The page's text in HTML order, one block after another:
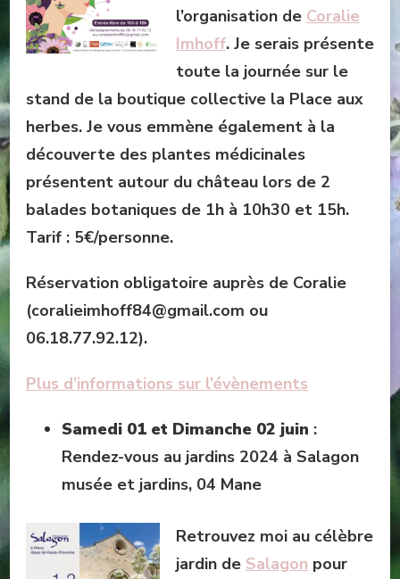
l’organisation de Coralie
Imhoff. Je serais présente
toute la journée sur le
stand de la boutique collective la Place aux
herbes. Je vous emmène également à la
découverte des plantes médicinales
présentent autour du château lors de 2
balades botaniques de 1h à 10h30 et 15h.
Tarif : 5€/personne.
Réservation obligatoire auprès de Coralie
(coralieimhoff84@gmail.com ou
06.18.77.92.12).
Plus d’informations sur l’évènements
Samedi 01 et Dimanche 02 juin :
Rendez-vous au jardins 2024 à Salagon
musée et jardins, 04 Mane
Retrouvez moi au célèbre
jardin de Salagon pour